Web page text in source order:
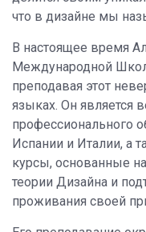
что в дизайне мы
В настоящее время
Международной
преподавая этот
языках. Он является
профессионального
Испании и Италии, а
курсы, основанные
теории Дизайна и
проживания своей